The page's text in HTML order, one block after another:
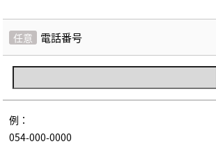
任意 電話番号
例：
054-000-0000